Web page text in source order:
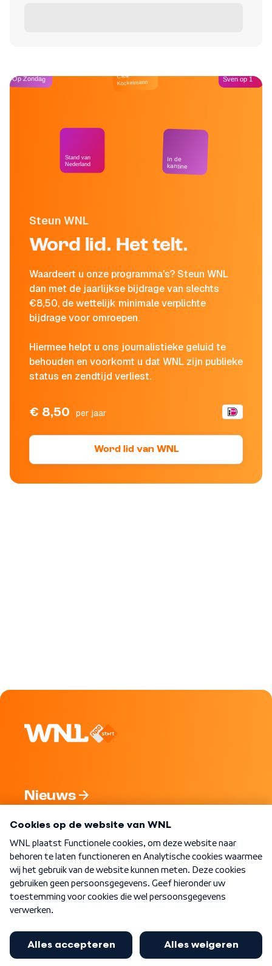
Steun WNL
Word lid. Het telt.
Waardeert u onze programma's? Steun WNL
dan met de jaarlijkse bijdrage van slechts
€8,50, de wettelijk minimale verplichte
bijdrage voor omroepen.
Hiermee helpt u ons journalistieke geluid te
behouden en voorkomt u dat WNL zijn publieke
status en zendtijd verliest.
€ 8,50 per jaar
Word lid van WNL
Op Zondag
Stand van
Nederland
Café
Kockelmann
In de
kantine
Sven op 1
Nieuws
Nieuwsbrief
Word Lid